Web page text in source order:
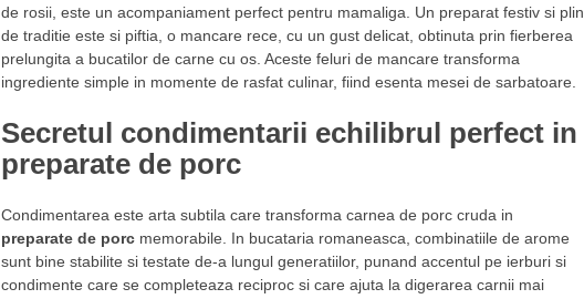
de rosii, este un acompaniament perfect pentru mamaliga. Un preparat festiv si plin
de traditie este si piftia, o mancare rece, cu un gust delicat, obtinuta prin fierberea
prelungita a bucatilor de carne cu os. Aceste feluri de mancare transforma
ingrediente simple in momente de rasfat culinar, fiind esenta mesei de sarbatoare.
Secretul condimentarii echilibrul perfect in
preparate de porc
Condimentarea este arta subtila care transforma carnea de porc cruda in
preparate de porcmemorabile. In bucataria romaneasca, combinatiile de arome
sunt bine stabilite si testate de-a lungul generatiilor, punand accentul pe ierburi si
condimente care se completeaza reciproc si care ajuta la digerarea carnii mai